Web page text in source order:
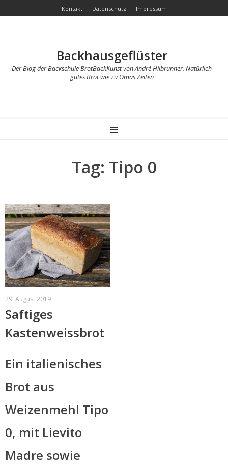
Kontakt Datenschutz Impressum
Backhausgeflüster
Der Blog der Backschule BrotBackKunst von André Hilbrunner. Natürlich
gutes Brot wie zu Omas Zeiten
MENU
Tag: Tipo 0
29. August 2019
Saftiges
Kastenweissbrot
Ein italienisches
Brot aus
Weizenmehl Tipo
0, mit Lievito
Madre sowie